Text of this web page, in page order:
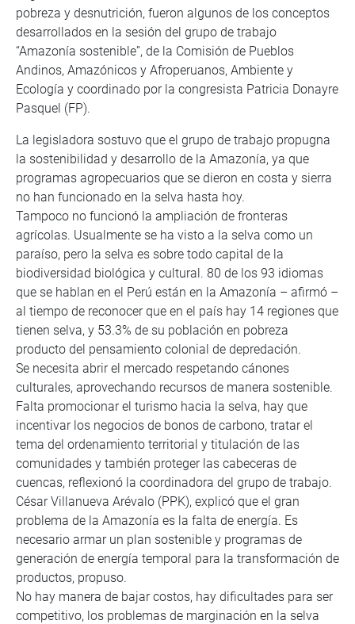
pobreza y desnutrición, fueron algunos de los conceptos
desarrollados en la sesión del grupo de trabajo
“Amazonía sostenible”, de la Comisión de Pueblos
Andinos, Amazónicos y Afroperuanos, Ambiente y
Ecología y coordinado por la congresista Patricia Donayre
Pasquel (FP).
La legisladora sostuvo que el grupo de trabajo propugna
la sostenibilidad y desarrollo de la Amazonía, ya que
programas agropecuarios que se dieron en costa y sierra
no han funcionado en la selva hasta hoy.
Tampoco no funcionó la ampliación de fronteras
agrícolas. Usualmente se ha visto a la selva como un
paraíso, pero la selva es sobre todo capital de la
biodiversidad biológica y cultural. 80 de los 93 idiomas
que se hablan en el Perú están en la Amazonía – afirmó –
al tiempo de reconocer que en el país hay 14 regiones que
tienen selva, y 53.3% de su población en pobreza
producto del pensamiento colonial de depredación.
Se necesita abrir el mercado respetando cánones
culturales, aprovechando recursos de manera sostenible.
Falta promocionar el turismo hacia la selva, hay que
incentivar los negocios de bonos de carbono, tratar el
tema del ordenamiento territorial y titulación de las
comunidades y también proteger las cabeceras de
cuencas, reflexionó la coordinadora del grupo de trabajo.
César Villanueva Arévalo (PPK), explicó que el gran
problema de la Amazonía es la falta de energía. Es
necesario armar un plan sostenible y programas de
generación de energía temporal para la transformación de
productos, propuso.
No hay manera de bajar costos, hay dificultades para ser
competitivo, los problemas de marginación en la selva